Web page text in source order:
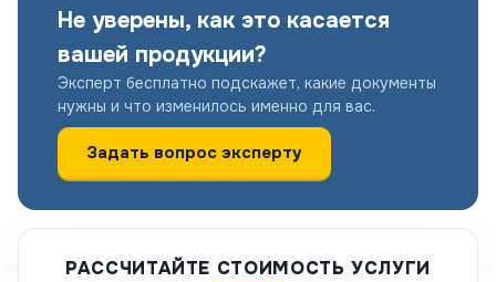
Не уверены, как это касается
вашей продукции?
Эксперт бесплатно подскажет, какие документы
нужны и что изменилось именно для вас.
Задать вопрос эксперту
РАССЧИТАЙТЕ СТОИМОСТЬ УСЛУГИ